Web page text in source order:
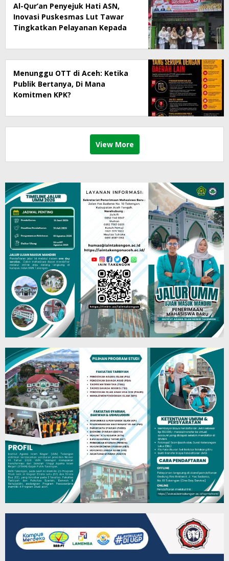
Al-Qur’an Penyejuk Hati ASN,
Inovasi Puskesmas Lut Tawar
Tingkatkan Pelayanan Kepada
Menunggu OTT di Aceh: Ketika
Publik Bertanya, Di Mana
Komitmen KPK?
View More